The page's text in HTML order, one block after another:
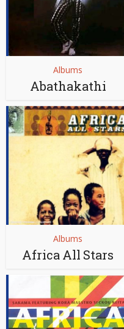
Albums
Abathakathi
Albums
Africa All Stars